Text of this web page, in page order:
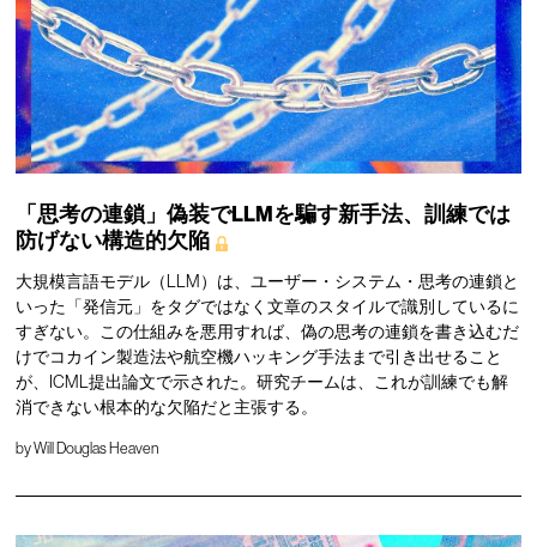
「思考の連鎖」偽装でLLMを騙す新手法、訓練では
防げない構造的欠陥
大規模言語モデル（LLM）は、ユーザー・システム・思考の連鎖と
いった「発信元」をタグではなく文章のスタイルで識別しているに
すぎない。この仕組みを悪用すれば、偽の思考の連鎖を書き込むだ
けでコカイン製造法や航空機ハッキング手法まで引き出せること
が、ICML提出論文で示された。研究チームは、これが訓練でも解
消できない根本的な欠陥だと主張する。
byWill Douglas Heaven